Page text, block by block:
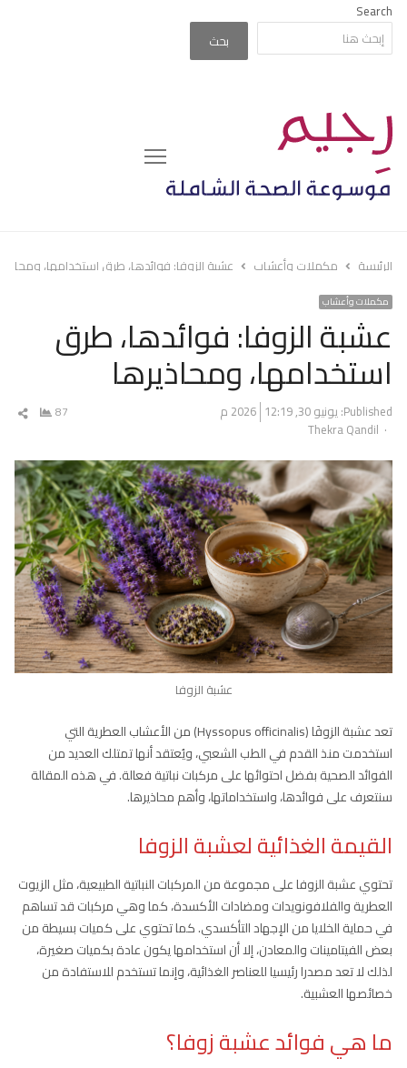
Search
بحث
Menu
الرئيسة مكملات وأعشاب عشبة الزوفا: فوائدها، طرق استخدامها،
مكملات وأعشاب
عشبة الزوفا: فوائدها، طرق
استخدامها، ومحاذيرها
Published: يونيو 30, 2026 12:19 م
Author
Thekra Qandil
87
عشبة الزوفا
تعد عشبة الزوفَا (Hyssopus officinalis) من الأعشاب العطرية التي
استخدمت منذ القدم في الطب الشعبي، ويُعتقد أنها تمتلك العديد من
الفوائد الصحية بفضل احتوائها على مركبات نباتية فعالة. في هذه المقالة
سنتعرف على فوائدها، واستخداماتها، وأهم محاذيرها.
القيمة الغذائية لعشبة الزوفا
تحتوي عشبة الزوفا على مجموعة من المركبات النباتية الطبيعية، مثل الزيوت
العطرية والفلافونويدات ومضادات الأكسدة، كما وهي مركبات قد تساهم
في حماية الخلايا من الإجهاد التأكسدي. كما تحتوي على كميات بسيطة من
بعض الفيتامينات والمعادن، إلا أن استخدامها يكون عادة بكميات صغيرة،
لذلك لا تعد مصدرا رئيسيا للعناصر الغذائية، وإنما تستخدم للاستفادة من
خصائصها العشبية.
ما هي فوائد عشبة زوفا؟